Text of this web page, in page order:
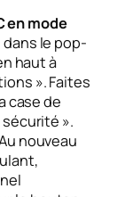
en mode
dans le pop-
haut à
». Faites
case de
».
nouveau